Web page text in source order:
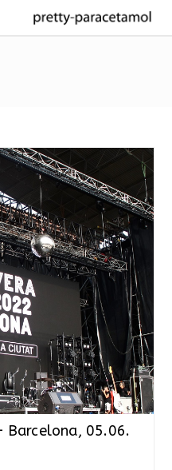
Barcelona, 05.06.